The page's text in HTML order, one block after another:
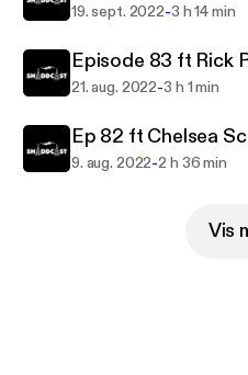
19. sept. 2022-3 h 14 min
Episode 83 ft Rick
21. aug. 2022-3 h 1 min
Ep 82 ft Chelsea
9. aug. 2022-2 h 36 min
Vis